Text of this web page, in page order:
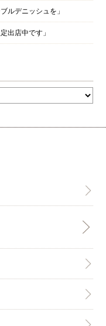
ルデニッシュを」
出店中です」